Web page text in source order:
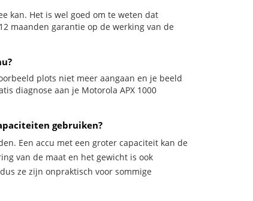
kan. Het is wel goed om te weten dat
maanden garantie op de werking van de
plots niet meer aangaan en je beeld
diagnose aan je Motorola APX 1000
gebruiken?
Een accu met een groter capaciteit kan de
van de maat en het gewicht is ook
ze zijn onpraktisch voor sommige